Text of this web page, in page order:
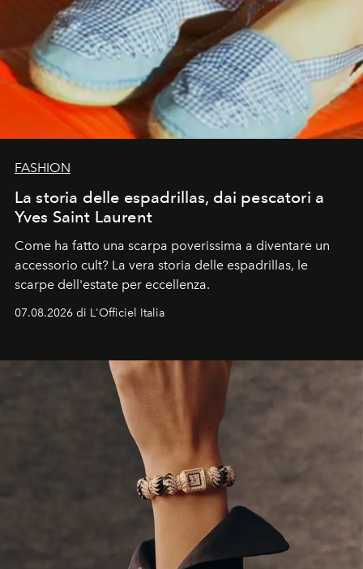
FASHION
La storia delle espadrillas, dai pescatori a
Yves Saint Laurent
Come ha fatto una scarpa poverissima a diventare un
accessorio cult? La vera storia delle espadrillas, le
scarpe dell'estate per eccellenza.
07.08.2026 di L'Officiel Italia